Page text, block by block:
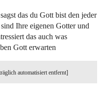
das du Gott bist den jeder
Ihre eigenen Gotter und
das auch was
Gott erwarten
automatisiert entfernt]